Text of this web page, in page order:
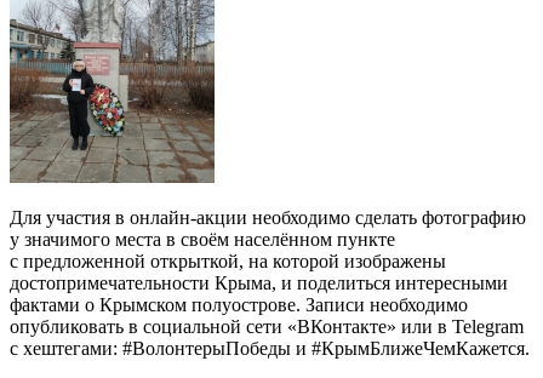
Для участия в онлайн-акции необходимо сделать фотографию
у значимого места в своём населённом пункте
с предложенной открыткой, на которой изображены
достопримечательности Крыма, и поделиться интересными
фактами о Крымском полуострове. Записи необходимо
опубликовать в социальной сети «ВКонтакте» или в Telegram
с хештегами: #ВолонтерыПобеды и #КрымБлижеЧемКажется.